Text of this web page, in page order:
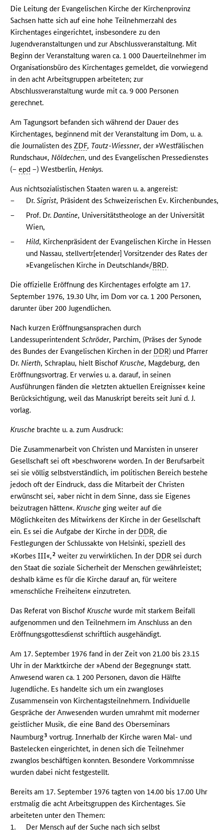
Die Leitung der Evangelischen Kirche der Kirchenprovinz
Sachsen hatte sich auf eine hohe Teilnehmerzahl des
Kirchentages eingerichtet, insbesondere zu den
Jugendveranstaltungen und zur Abschlussveranstaltung. Mit
Beginn der Veranstaltung waren ca. 1 000 Dauerteilnehmer im
Organisationsbüro des Kirchentages gemeldet, die vorwiegend
in den acht Arbeitsgruppen arbeiteten; zur
Abschlussveranstaltung wurde mit ca. 9 000 Personen
gerechnet.
Am Tagungsort befanden sich während der Dauer des
Kirchentages, beginnend mit der Veranstaltung im Dom, u. a.
die Journalisten desZDF, Tautz-Wiessner, der »Westfälischen
Rundschau«,Nöldechen, und des Evangelischen Pressedienstes
(–epd –) Westberlin,Henkys.
Aus nichtsozialistischen Staaten waren u. a. angereist:
–
Dr.Sigrist, Präsident des Schweizerischen Ev. Kirchenbundes,
–
Prof. Dr.Dantine, Universitätstheologe an der Universität
Wien,
–
Hild, Kirchenpräsident der Evangelischen Kirche in Hessen
und Nassau, stellvertr[etender] Vorsitzender des Rates der
»Evangelischen Kirche in Deutschland«/BRD.
Die offizielle Eröffnung des Kirchentages erfolgte am 17.
September 1976, 19.30 Uhr, im Dom vor ca. 1 200 Personen,
darunter über 200 Jugendlichen.
Nach kurzen Eröffnungsansprachen durch
LandessuperintendentSchröder, Parchim, (Präses der Synode
des Bundes der Evangelischen Kirchen in der DDR) und Pfarrer
Dr.Nierth, Schraplau, hielt BischofKrusche, Magdeburg, den
Eröffnungsvortrag. Er verwies u. a. darauf, in seinen
Ausführungen fänden die »letzten aktuellen Ereignisse« keine
Berücksichtigung, weil das Manuskript bereits seit Juni d. J.
vorlag.
Krusche brachte u. a. zum Ausdruck:
Die Zusammenarbeit von Christen und Marxisten in unserer
Gesellschaft sei oft »beschworen« worden. In der Berufsarbeit
sei sie völlig selbstverständlich, im politischen Bereich bestehe
jedoch oft der Eindruck, dass die Mitarbeit der Christen
erwünscht sei, »aber nicht in dem Sinne, dass sie Eigenes
beizutragen hätten«. Krusche ging weiter auf die
Möglichkeiten des Mitwirkens der Kirche in der Gesellschaft
ein. Es sei die Aufgabe der Kirche in der DDR, die
Festlegungen der Schlussakte von Helsinki, speziell des
»Korbes III«,2 weiter zu verwirklichen. In der DDR sei durch
den Staat die soziale Sicherheit der Menschen gewährleistet;
deshalb käme es für die Kirche darauf an, für weitere
»menschliche Freiheiten« einzutreten.
Das Referat von BischofKrusche wurde mit starkem Beifall
aufgenommen und den Teilnehmern im Anschluss an den
Eröffnungsgottesdienst schriftlich ausgehändigt.
Am 17. September 1976 fand in der Zeit von 21.00 bis 23.15
Uhr in der Marktkirche der »Abend der Begegnung« statt.
Anwesend waren ca. 1 200 Personen, davon die Hälfte
Jugendliche. Es handelte sich um ein zwangloses
Zusammensein von Kirchentagsteilnehmern. Individuelle
Gespräche der Anwesenden wurden umrahmt mit moderner
geistlicher Musik, die eine Band des Oberseminars
Naumburg3 vortrug. Innerhalb der Kirche waren Mal- und
Bastelecken eingerichtet, in denen sich die Teilnehmer
zwanglos beschäftigen konnten. Besondere Vorkommnisse
wurden dabei nicht festgestellt.
Bereits am 17. September 1976 tagten von 14.00 bis 17.00 Uhr
erstmalig die acht Arbeitsgruppen des Kirchentages. Sie
arbeiteten unter den Themen:
1.
Der Mensch auf der Suche nach sich selbst